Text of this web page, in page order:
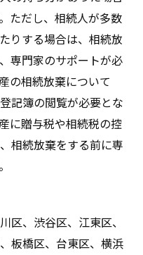
ただし、相続人が多数
りする場合は、相続放
専門家のサポートが必
の相続放棄について
記簿の閲覧が必要とな
に贈与税や相続税の控
相続放棄をする前に専
区、渋谷区、江東区、
板橋区、台東区、横浜